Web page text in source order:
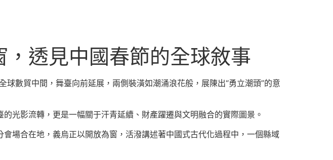
透見中國春節的全球敘事
數貿中間，舞臺向前延展，兩側裝潢如潮涌浪花般，展陳出“勇立潮頭”的意
光影流轉，更是一幅關于汗青延續、財產躍遷與文明融合的實際圖景。
場合在地，義烏正以開放為窗，活潑講述著中國式古代化過程中，一個縣域